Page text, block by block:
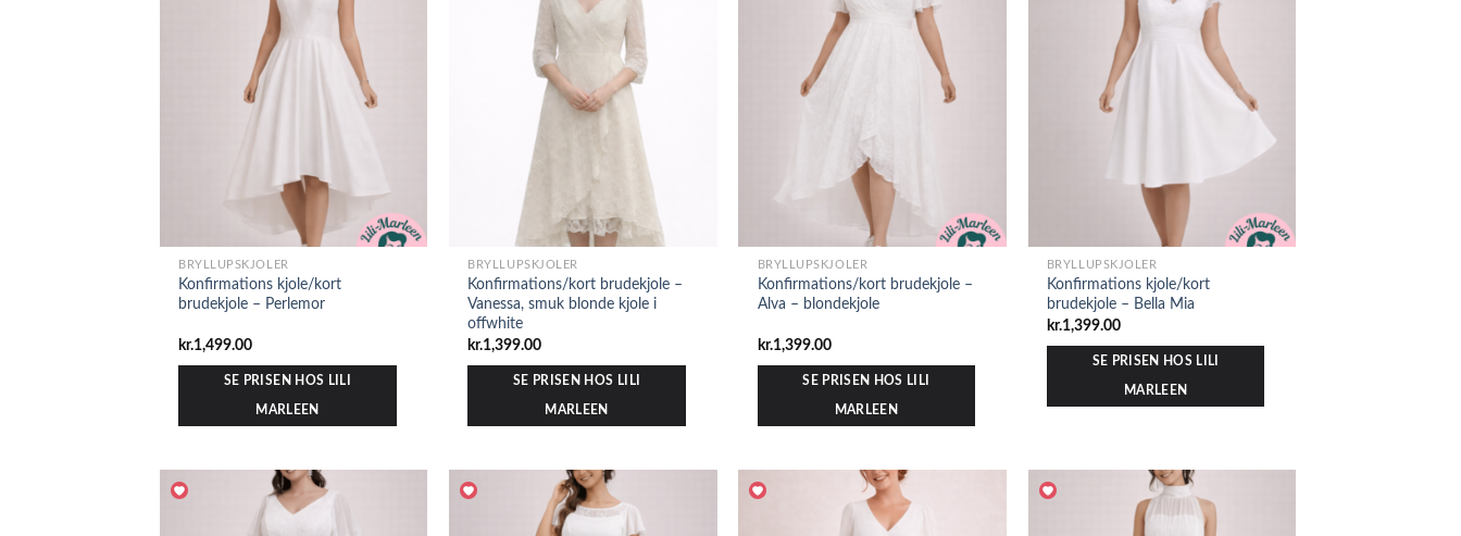
BRYLLUPSKJOLER
Konfirmations kjole/kort
brudekjole – Perlemor
kr.1,499.00
SE PRISEN HOS LILI
MARLEEN
BRYLLUPSKJOLER
Konfirmations/kort brudekjole –
Vanessa, smuk blonde kjole i
offwhite
kr.1,399.00
SE PRISEN HOS LILI
MARLEEN
BRYLLUPSKJOLER
Konfirmations/kort brudekjole –
Alva – blondekjole
kr.1,399.00
SE PRISEN HOS LILI
MARLEEN
BRYLLUPSKJOLER
Konfirmations kjole/kort
brudekjole – Bella Mia
kr.1,399.00
SE PRISEN HOS LILI
MARLEEN